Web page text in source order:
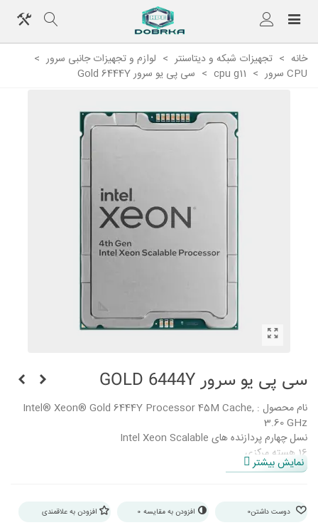
خانه > تجهیزات شبکه و دیتاسنتر > لوازم و تجهیزات جانبی سرور >
CPU سرور
>
cpu g11
> سی پی یو سرور Gold 6444Y
سی پی یو سرور GOLD 6444Y
نام محصول : Intel® Xeon® Gold 6444Y Processor 45M Cache,
3.60 GHz
نسل چهارم پردازنده های Intel Xeon Scalable
16 هسته مرکزی
32 هسته مجازی
حافظه کش 45 مگابایت
نمایش بیشتر
دوست داشتن0 افزودن به مقایسه 0 افزودن به علاقمندی